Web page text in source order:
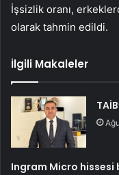
İşsizlik oranı,
olarak tahmin edildi.
İlgili Makaleler
Ingram Micro hissesi